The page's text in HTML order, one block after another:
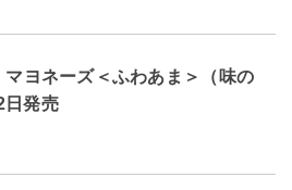
ヨネーズ＜ふわあま＞（味の
日発売